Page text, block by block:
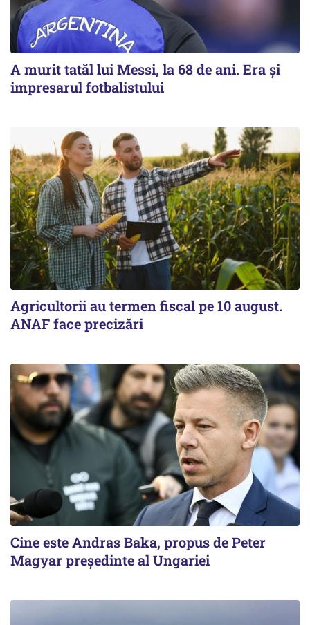
A murit tatăl lui Messi, la 68 de ani. Era și
impresarul fotbalistului
Agricultorii au termen fiscal pe 10 august.
ANAF face precizări
Cine este Andras Baka, propus de Peter
Magyar președinte al Ungariei